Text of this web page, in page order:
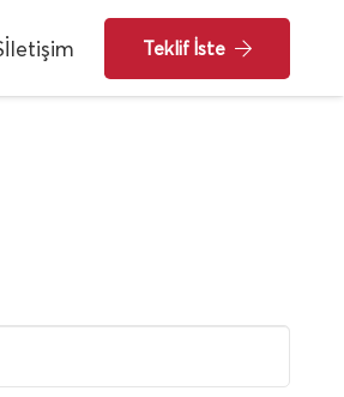
İletişim Teklif İste